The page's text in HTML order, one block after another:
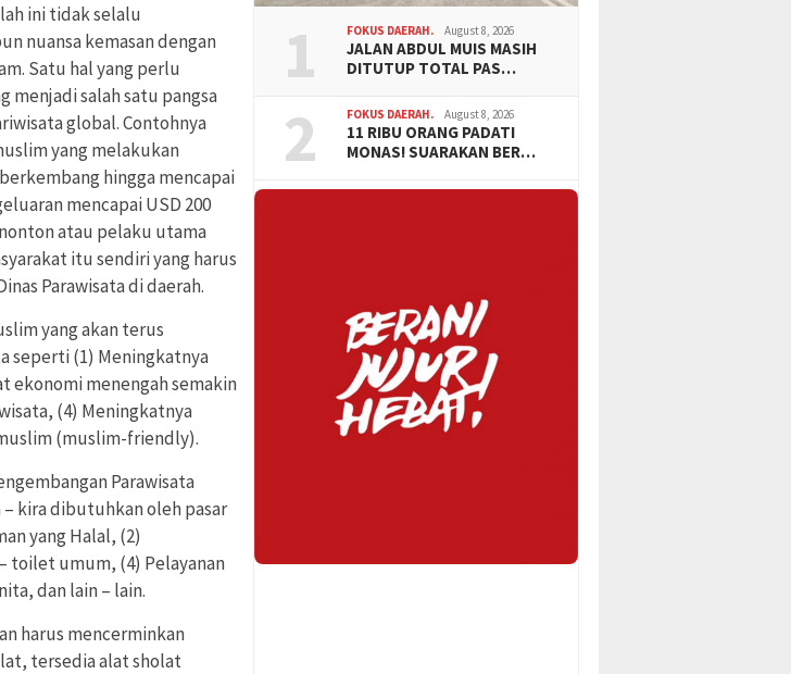
ini tidak selalu
nuansa kemasan dengan
Satu hal yang perlu
menjadi salah satu pangsa
global. Contohnya
yang melakukan
hingga mencapai
mencapai USD 200
atau pelaku utama
itu sendiri yang harus
Parawisata di daerah.
yang akan terus
seperti (1) Meningkatnya
ekonomi menengah semakin
(4) Meningkatnya
(muslim-friendly).
Parawisata
– kira dibutuhkan oleh pasar
yang Halal, (2)
toilet umum, (4) Pelayanan
dan lain – lain.
harus mencerminkan
tersedia alat sholat
1 FOKUS DAERAH. August 8, 2026
JALAN ABDUL MUIS MASIH
DITUTUP TOTAL PAS…
2 FOKUS DAERAH. August 8, 2026
11 RIBU ORANG PADATI
MONAS! SUARAKAN BER…